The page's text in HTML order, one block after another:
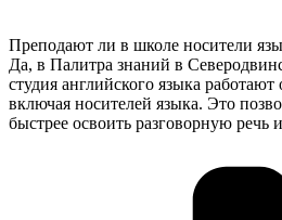
Преподают ли в школе носители
Да, в Палитра знаний в
студия английского языка
включая носителей языка. Это
быстрее освоить разговорную